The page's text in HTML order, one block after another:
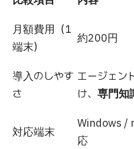
月額費用（1
端末）
約200円
導入のしやす
さ
エージェン
け、 専門知
対応端末
Windows /
応